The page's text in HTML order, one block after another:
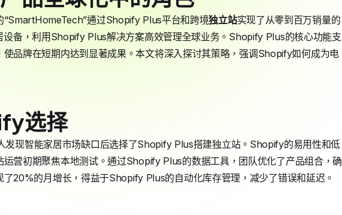
“SmartHomeTech”通过Shopify Plus平台和跨境独立站实现了从零到百万销量的
备，利用Shopify Plus解决方案高效管理全球业务。Shopify Plus的核心功能支
品牌在短期内达到显著成果。本文将深入探讨其策略，强调Shopify如何成为电
选择
现智能家居市场缺口后选择了Shopify Plus搭建独立站。Shopify的易用性和低
营初期聚焦本地测试。通过Shopify Plus的数据工具，团队优化了产品组合，确
20%的月增长，得益于Shopify Plus的自动化库存管理，减少了错误和延迟。